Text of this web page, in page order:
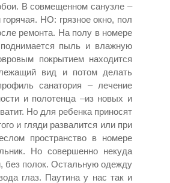
В совмещенном санузле –
НО: грязное окно, пол
ремонта. На полу в номере
поднимается пыль и влажную
покрытием находится
вид и потом делать
санатория – лечение
и полотенца –из новых и
Но для ребенка приносят
и гляди развалится или при
пространство в номере
Но совершенно некуда
без полок. Остальную одежду
глаз. Паутина у нас так и